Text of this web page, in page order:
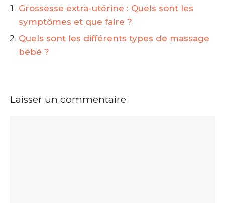
Grossesse extra-utérine : Quels sont les
symptômes et que faire ?
Quels sont les différents types de massage
bébé ?
Laisser un commentaire